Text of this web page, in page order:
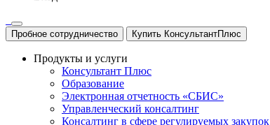
Пробное сотрудничество Купить КонсультантПлюс
Продукты и услуги
Консультант Плюс
Образование
Электронная отчетность «СБИС»
Управленческий консалтинг
Консалтинг в сфере регулируемых закупок